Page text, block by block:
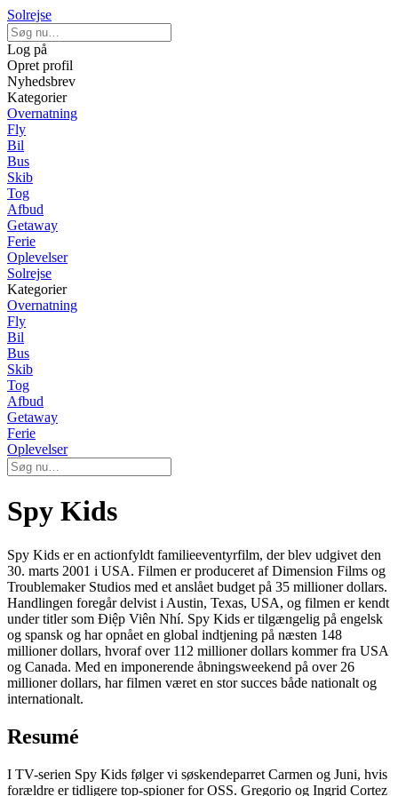
Solrejse
Log på
Opret profil
Nyhedsbrev
Kategorier
Overnatning
Fly
Bil
Bus
Skib
Tog
Afbud
Getaway
Ferie
Oplevelser
Solrejse
Kategorier
Overnatning
Fly
Bil
Bus
Skib
Tog
Afbud
Getaway
Ferie
Oplevelser
Spy Kids
Spy Kids er en actionfyldt familieeventyrfilm, der blev udgivet den
30. marts 2001 i USA. Filmen er produceret af Dimension Films og
Troublemaker Studios med et anslået budget på 35 millioner dollars.
Handlingen foregår delvist i Austin, Texas, USA, og filmen er kendt
under titler som Điệp Viên Nhí. Spy Kids er tilgængelig på engelsk
og spansk og har opnået en global indtjening på næsten 148
millioner dollars, hvoraf over 112 millioner dollars kommer fra USA
og Canada. Med en imponerende åbningsweekend på over 26
millioner dollars, har filmen været en stor succes både nationalt og
internationalt.
Resumé
I TV-serien Spy Kids følger vi søskendeparret Carmen og Juni, hvis
forældre er tidligere top-spioner for OSS. Gregorio og Ingrid Cortez